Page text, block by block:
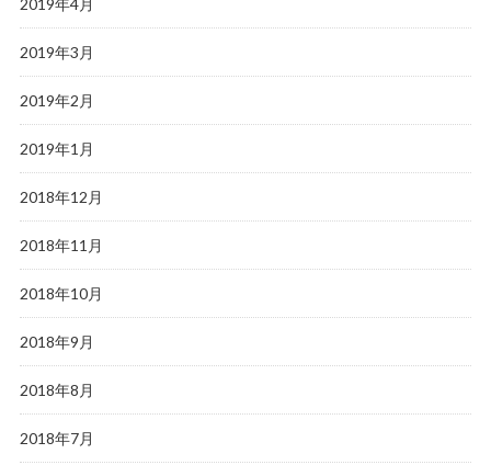
2019年3月
2019年2月
2019年1月
2018年12月
2018年11月
2018年10月
2018年9月
2018年8月
2018年7月